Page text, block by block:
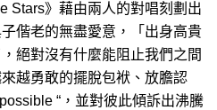
Stars》藉由兩人的對唱刻劃出
偕老的無盡愛意，「出身高貴
絕對沒有什麼能阻止我們之間
越勇敢的擺脫包袱、放膽認
“，並對彼此傾訴出沸騰